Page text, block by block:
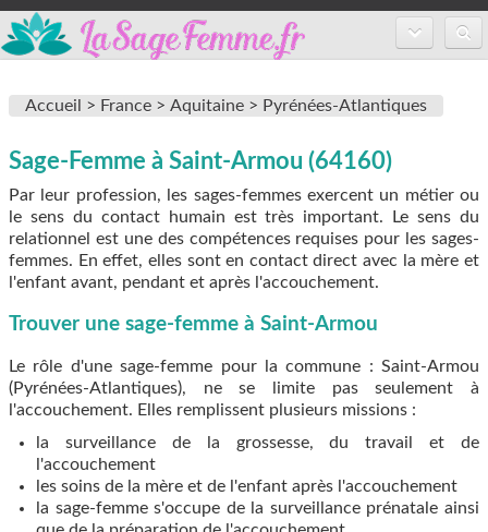
Inscription
FAQ
Accueil > France > Aquitaine > Pyrénées-Atlantiques
Sage-Femme à Saint-Armou (64160)
Par leur profession, les sages-femmes exercent un métier ou
le sens du contact humain est très important. Le sens du
relationnel est une des compétences requises pour les sages-
femmes. En effet, elles sont en contact direct avec la mère et
l'enfant avant, pendant et après l'accouchement.
Trouver une sage-femme à Saint-Armou
Le rôle d'une sage-femme pour la commune : Saint-Armou
(Pyrénées-Atlantiques), ne se limite pas seulement à
l'accouchement. Elles remplissent plusieurs missions :
la surveillance de la grossesse, du travail et de
l'accouchement
les soins de la mère et de l'enfant après l'accouchement
la sage-femme s'occupe de la surveillance prénatale ainsi